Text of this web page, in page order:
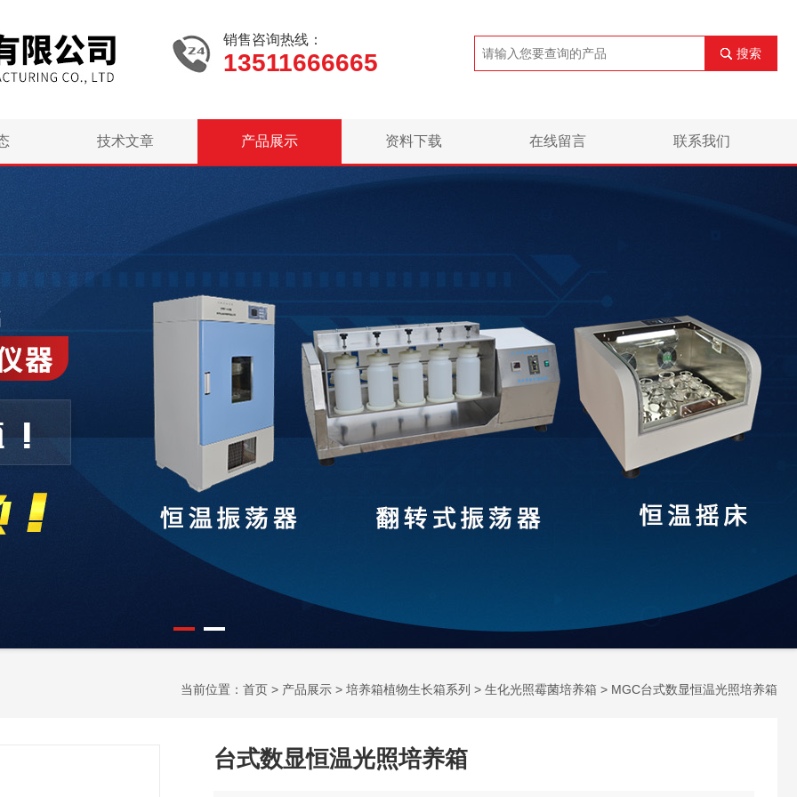
销售咨询热线：
13511666665 搜索
技术文章 产品展示 资料下载 在线留言 联系我们
当前位置： 首页 > 产品展示 > 培养箱植物生长箱系列 > 生化光照霉菌培养箱 > MGC台式数显恒温光照培养箱
台式数显恒温光照培养箱